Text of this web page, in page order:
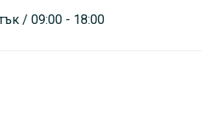
/ 09:00 - 18:00